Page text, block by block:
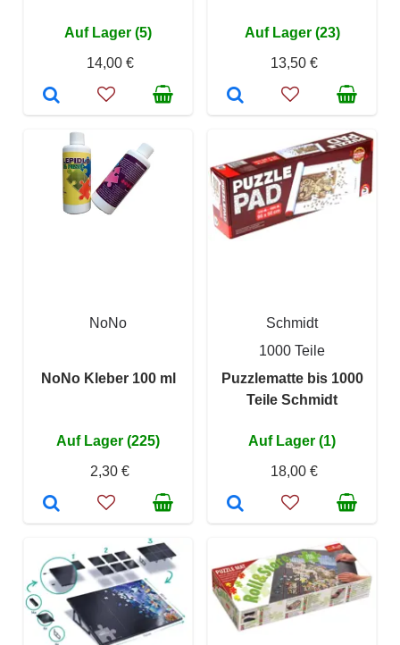
Auf Lager (5)
14,00 €
Auf Lager (23)
13,50 €
NoNo
NoNo Kleber 100 ml
Auf Lager (225)
2,30 €
Schmidt
1000 Teile
Puzzlematte bis 1000
Teile Schmidt
Auf Lager (1)
18,00 €